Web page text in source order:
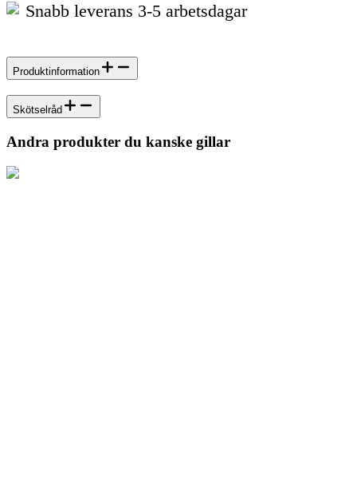
Snabb leverans 3-5 arbetsdagar
Produktinformation
Skötselråd
Andra produkter du kanske gillar